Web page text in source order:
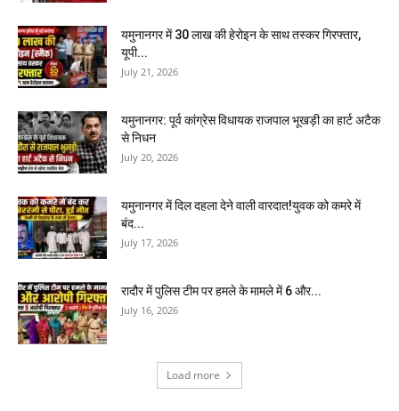
यमुनानगर में 30 लाख की हेरोइन के साथ तस्कर गिरफ्तार,
यूपी...
July 21, 2026
यमुनानगर: पूर्व कांग्रेस विधायक राजपाल भूखड़ी का हार्ट अटैक
से निधन
July 20, 2026
यमुनानगर में दिल दहला देने वाली वारदात!युवक को कमरे में
बंद...
July 17, 2026
रादौर में पुलिस टीम पर हमले के मामले में 6 और...
July 16, 2026
Load more